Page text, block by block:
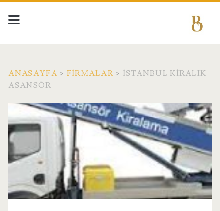
ANASAYFA > FIRMALAR> İSTANBUL KIRALIK
ASANSÖR